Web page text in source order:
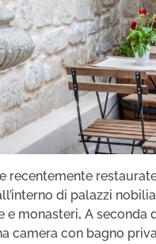
recentemente
di palazzi
e monasteri. A seconda
camera con bagno